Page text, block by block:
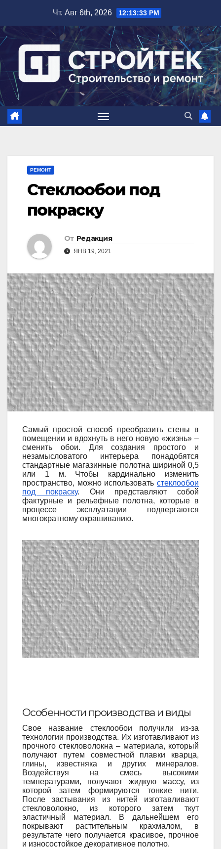
содержимому
Чт. Авг 6th, 2026 12:13:34 PM
РЕМОНТ
Стеклообои под
покраску
От Редакция
ЯНВ 19, 2021
Самый простой способ преобразить стены в
помещении и вдохнуть в него новую «жизнь» –
сменить обои. Для создания простого и
незамысловатого интерьера понадобятся
стандартные магазинные полотна шириной 0,5
или 1 м. Чтобы кардинально изменить
пространство, можно использовать стеклообои
под покраску. Они представляют собой
фактурные и рельефные полотна, которые в
процессе эксплуатации подвергаются
многократному окрашиванию.
Особенности производства и виды
Свое название стеклообои получили из-за
технологии производства. Их изготавливают из
прочного стекловолокна – материала, который
получают путем совместной плавки кварца,
глины, известняка и других минералов.
Воздействуя на смесь высокими
температурами, получают жидкую массу, из
которой затем формируются тонкие нити.
После застывания из нитей изготавливают
стекловолокно, из которого затем ткут
эластичный материал. В дальнейшем его
покрывают растительным крахмалом, в
результате чего получается красивое, прочное
и износостойкое декоративное полотно.